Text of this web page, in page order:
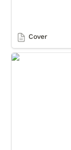
Cover
SI 1